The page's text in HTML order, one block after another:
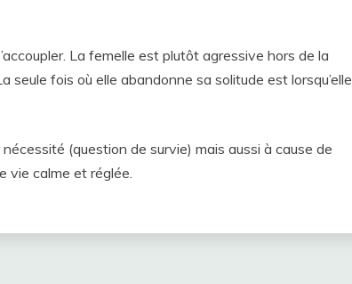
La femelle est plutôt agressive hors de la
seule fois où elle abandonne sa solitude est lorsqu’elle
(question de survie) mais aussi à cause de
vie calme et réglée.